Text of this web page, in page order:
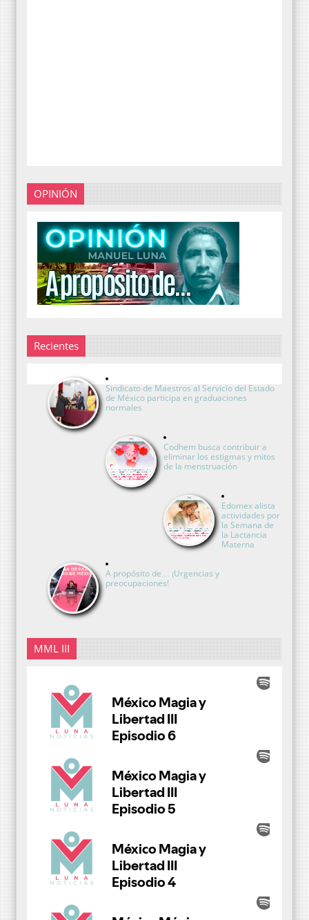
OPINIÓN
Recientes
Sindicato de Maestros al Servicio del Estado
de México participa en graduaciones
normales
Codhem busca contribuir a
eliminar los estigmas y mitos
de la menstruación
Edomex alista
actividades por
la Semana de
la Lactancia
Materna
A propósito de… ¡Urgencias y
preocupaciones!
MML III